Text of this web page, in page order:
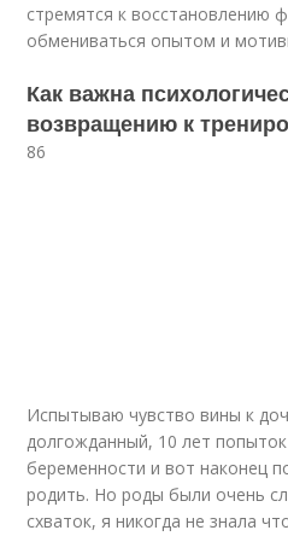
стремятся к восстановлению
обмениваться опытом и
Как важна
возвращению к
86
Испытываю чувство вины к
долгожданный, 10 лет
беременности и вот наконец
родить. Но роды были очень
схваток, я никогда не знала